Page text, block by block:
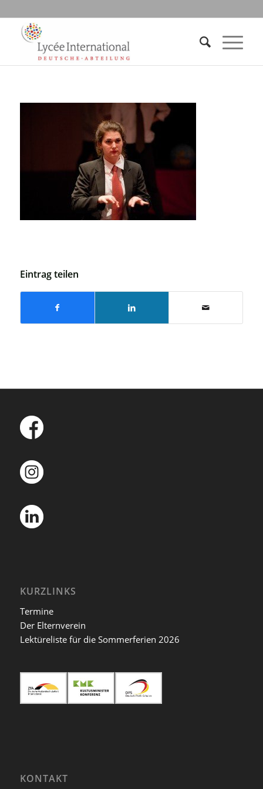
Eintrag teilen
KURZLINKS
Termine
Der Elternverein
Lektüreliste für die Sommerferien 2026
KONTAKT